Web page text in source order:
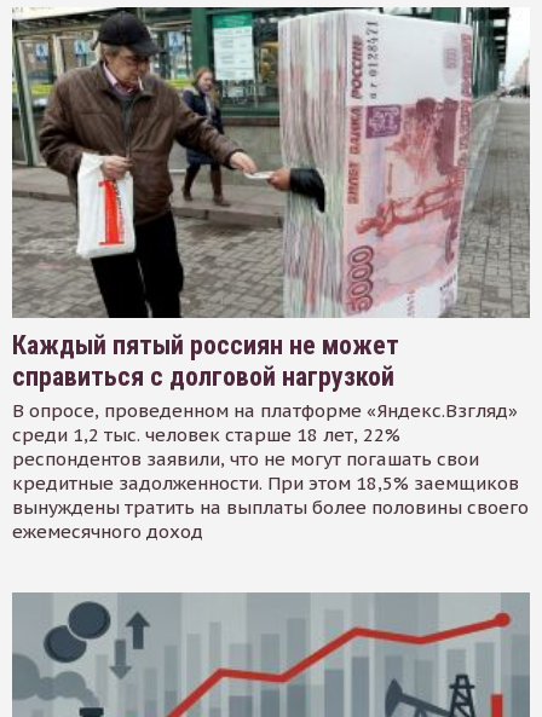
Каждый пятый россиян не может
справиться с долговой нагрузкой
В опросе, проведенном на платформе «Яндекс.Взгляд»
среди 1,2 тыс. человек старше 18 лет, 22%
респондентов заявили, что не могут погашать свои
кредитные задолженности. При этом 18,5% заемщиков
вынуждены тратить на выплаты более половины своего
ежемесячного доход